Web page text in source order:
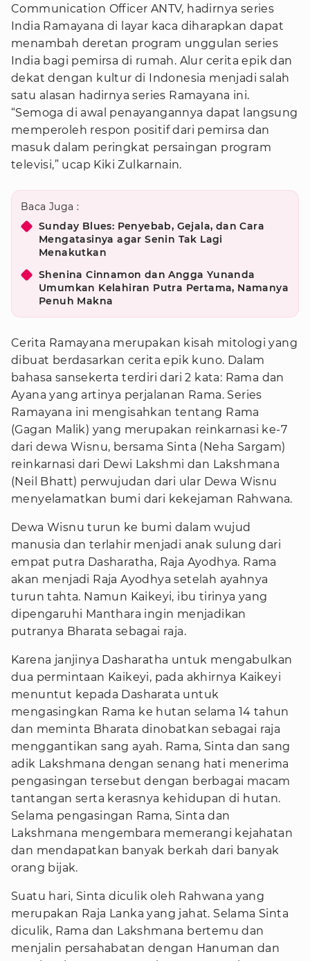
Communication Officer ANTV, hadirnya series
India Ramayana di layar kaca diharapkan dapat
menambah deretan program unggulan series
India bagi pemirsa di rumah. Alur cerita epik dan
dekat dengan kultur di Indonesia menjadi salah
satu alasan hadirnya series Ramayana ini.
“Semoga di awal penayangannya dapat langsung
memperoleh respon positif dari pemirsa dan
masuk dalam peringkat persaingan program
televisi,” ucap Kiki Zulkarnain.
Baca Juga :
Sunday Blues: Penyebab, Gejala, dan Cara
Mengatasinya agar Senin Tak Lagi
Menakutkan
Shenina Cinnamon dan Angga Yunanda
Umumkan Kelahiran Putra Pertama, Namanya
Penuh Makna
Cerita Ramayana merupakan kisah mitologi yang
dibuat berdasarkan cerita epik kuno. Dalam
bahasa sansekerta terdiri dari 2 kata: Rama dan
Ayana yang artinya perjalanan Rama. Series
Ramayana ini mengisahkan tentang Rama
(Gagan Malik) yang merupakan reinkarnasi ke-7
dari dewa Wisnu, bersama Sinta (Neha Sargam)
reinkarnasi dari Dewi Lakshmi dan Lakshmana
(Neil Bhatt) perwujudan dari ular Dewa Wisnu
menyelamatkan bumi dari kekejaman Rahwana.
Dewa Wisnu turun ke bumi dalam wujud
manusia dan terlahir menjadi anak sulung dari
empat putra Dasharatha, Raja Ayodhya. Rama
akan menjadi Raja Ayodhya setelah ayahnya
turun tahta. Namun Kaikeyi, ibu tirinya yang
dipengaruhi Manthara ingin menjadikan
putranya Bharata sebagai raja.
Karena janjinya Dasharatha untuk mengabulkan
dua permintaan Kaikeyi, pada akhirnya Kaikeyi
menuntut kepada Dasharata untuk
mengasingkan Rama ke hutan selama 14 tahun
dan meminta Bharata dinobatkan sebagai raja
menggantikan sang ayah. Rama, Sinta dan sang
adik Lakshmana dengan senang hati menerima
pengasingan tersebut dengan berbagai macam
tantangan serta kerasnya kehidupan di hutan.
Selama pengasingan Rama, Sinta dan
Lakshmana mengembara memerangi kejahatan
dan mendapatkan banyak berkah dari banyak
orang bijak.
Suatu hari, Sinta diculik oleh Rahwana yang
merupakan Raja Lanka yang jahat. Selama Sinta
diculik, Rama dan Lakshmana bertemu dan
menjalin persahabatan dengan Hanuman dan